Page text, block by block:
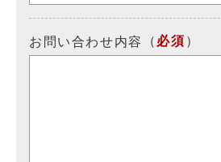
お問い合わせ内容 （ 必須 ）